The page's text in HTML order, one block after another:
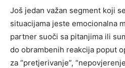
Još jedan važan segment koji
situacijama jeste emocionalna
partner suoči sa pitanjima ili
do obrambenih reakcija poput
za “pretjerivanje”,